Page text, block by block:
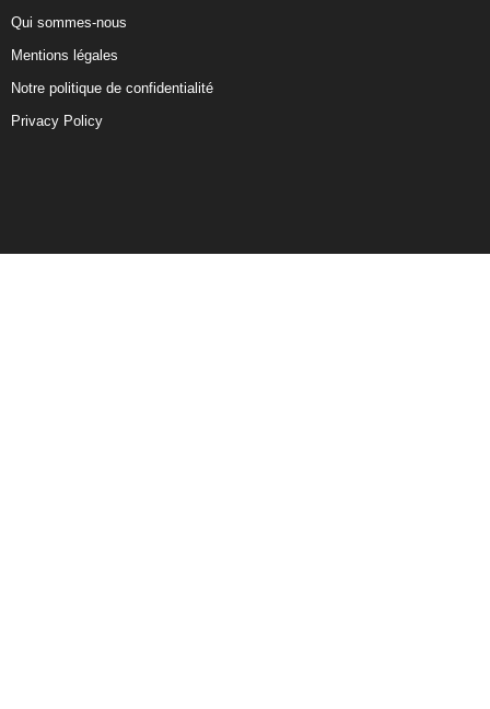
Qui sommes-nous
Mentions légales
Notre politique de confidentialité
Privacy Policy